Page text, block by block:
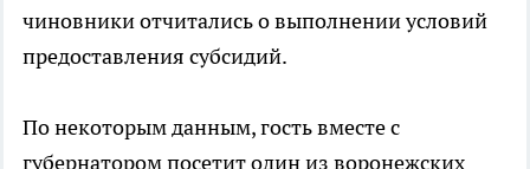
чиновники отчитались о выполнении условий
предоставления субсидий.
По некоторым данным, гость вместе с
губернатором посетит один из воронежских